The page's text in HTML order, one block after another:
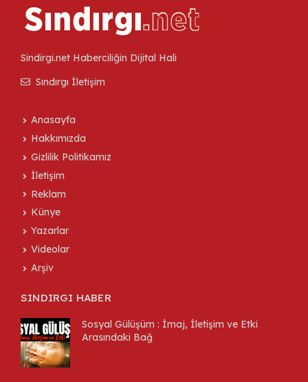
Sindirgi.net Haberciliğin Dijital Hali
Sındırgı İletişim
Anasayfa
Hakkımızda
Gizlilik Politikamız
İletişim
Reklam
Künye
Yazarlar
Videolar
Arşiv
SINDIRGI HABER
Sosyal Gülüşüm : İmaj, İletişim ve Etki
Arasındaki Bağ